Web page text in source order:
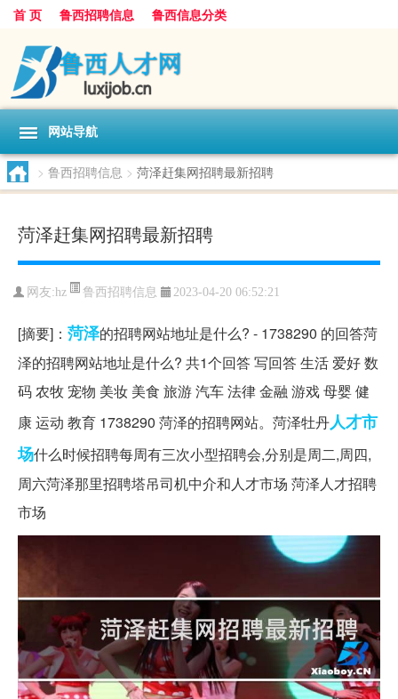
首 页 鲁西招聘信息 鲁西信息分类
网站导航
> 鲁西招聘信息 > 菏泽赶集网招聘最新招聘
菏泽赶集网招聘最新招聘
网友:hz 鲁西招聘信息 2023-04-20 06:52:21
[摘要]： 菏泽的招聘网站地址是什么? - 1738290 的回答菏
泽的招聘网站地址是什么? 共1个回答 写回答 生活 爱好 数
码 农牧 宠物 美妆 美食 旅游 汽车 法律 金融 游戏 母婴 健
康 运动 教育 1738290 菏泽的招聘网站。菏泽牡丹人才市
场什么时候招聘每周有三次小型招聘会,分别是周二,周四,
周六菏泽那里招聘塔吊司机中介和人才市场 菏泽人才招聘
市场